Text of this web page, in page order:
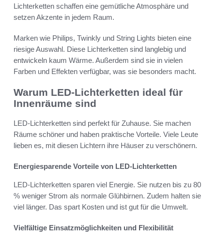
Lichterketten schaffen eine gemütliche Atmosphäre und
setzen Akzente in jedem Raum.
Marken wie Philips, Twinkly und String Lights bieten eine
riesige Auswahl. Diese Lichterketten sind langlebig und
entwickeln kaum Wärme. Außerdem sind sie in vielen
Farben und Effekten verfügbar, was sie besonders macht.
Warum LED-Lichterketten ideal für
Innenräume sind
LED-Lichterketten sind perfekt für Zuhause. Sie machen
Räume schöner und haben praktische Vorteile. Viele Leute
lieben es, mit diesen Lichtern ihre Häuser zu verschönern.
Energiesparende Vorteile von LED-Lichterketten
LED-Lichterketten sparen viel Energie. Sie nutzen bis zu 80
% weniger Strom als normale Glühbirnen. Zudem halten sie
viel länger. Das spart Kosten und ist gut für die Umwelt.
Vielfältige Einsatzmöglichkeiten und Flexibilität